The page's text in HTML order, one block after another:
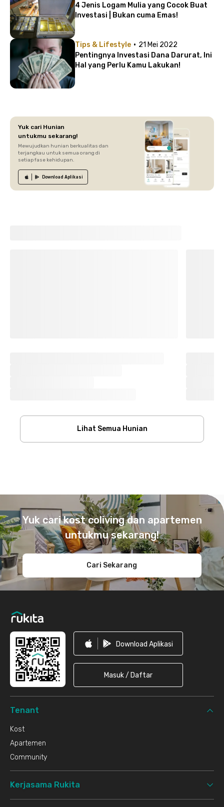
4 Jenis Logam Mulia yang Cocok Buat
Investasi | Bukan cuma Emas!
Tips & Lifestyle · 21 Mei 2022
Pentingnya Investasi Dana Darurat, Ini
Hal yang Perlu Kamu Lakukan!
Yuk cari Hunian
untukmu sekarang!
Mewujudkan hunian berkualitas dan
terjangkau untuk semua orang di
setiap fase kehidupan.
Download Aplikasi
Lihat Semua Hunian
Yuk cari kost coliving dan apartemen
untukmu sekarang!
Cari Sekarang
Download Aplikasi
Masuk / Daftar
Tenant
Kost
Apartemen
Community
Kerjasama Rukita